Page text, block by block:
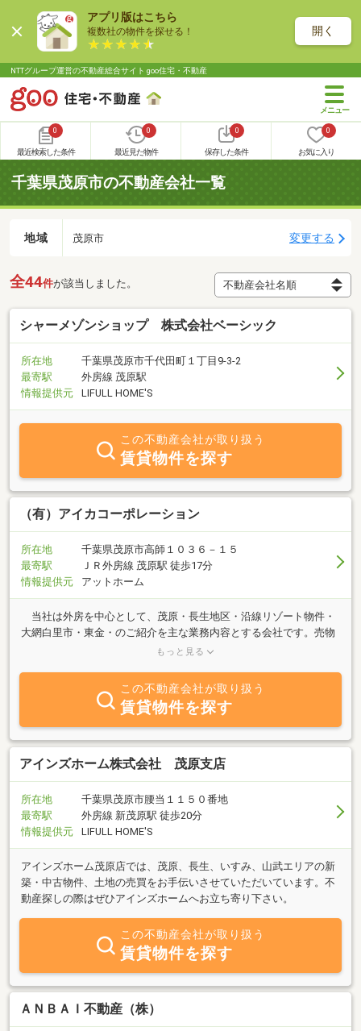
アプリ版はこちら
複数社の物件を探せる！ 開く
NTTグループ運営の不動産総合サイト goo住宅・不動産
0
最近検索した条件
0
最近見た物件
0
保存した条件
0
お気に入り
千葉県茂原市の不動産会社一覧
地域 茂原市 変更する
全44件が該当しました。
シャーメゾンショップ 株式会社ベーシック
所在地
千葉県茂原市千代田町１丁目9-3-2
最寄駅
外房線 茂原駅
情報提供元
LIFULL HOME'S
この不動産会社が取り扱う
賃貸物件を探す
（有）アイカコーポレーション
所在地
千葉県茂原市高師１０３６－１５
最寄駅
ＪＲ外房線 茂原駅 徒歩17分
情報提供元
アットホーム
当社は外房を中心として、茂原・長生地区・沿線リゾート物件・
大網白里市・東金・のご紹介を主な業務内容とする会社です。売物
件情報に登録以外のご案内は、やさしく見やすい・ホームページか
様のお役に立てるよう、スピーディな対応を心掛けてまいります。
もっと見る
この不動産会社が取り扱う
賃貸物件を探す
アインズホーム株式会社 茂原支店
所在地
千葉県茂原市腰当１１５０番地
最寄駅
外房線 新茂原駅 徒歩20分
情報提供元
LIFULL HOME'S
アインズホーム茂原店では、茂原、長生、いすみ、山武エリアの新
築・中古物件、土地の売買をお手伝いさせていただいています。不
動産探しの際はぜひアインズホームへお立ち寄り下さい。
この不動産会社が取り扱う
賃貸物件を探す
ＡＮＢＡＩ不動産（株）